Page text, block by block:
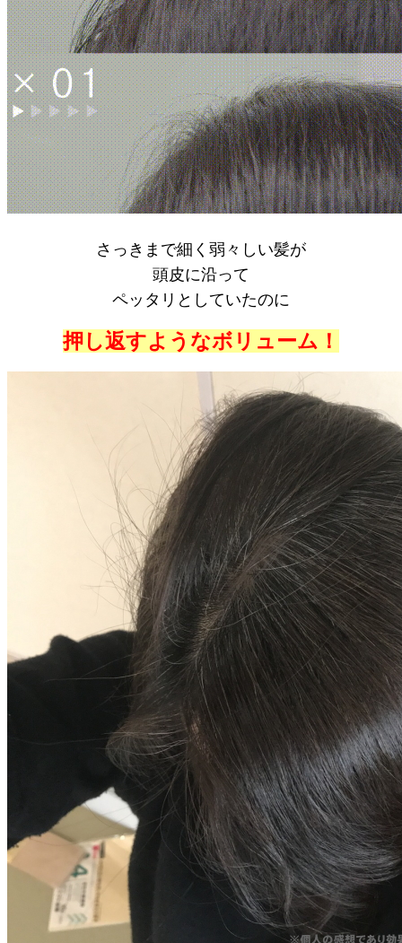
さっきまで細く弱々しい髪が
頭皮に沿って
ペッタリとしていたのに
押し返すようなボリューム！